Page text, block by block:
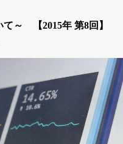
～ 【2015年 第8回】